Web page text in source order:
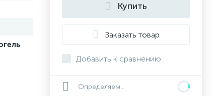
Купить
Заказать товар
Добавить к сравнению
Определяем...